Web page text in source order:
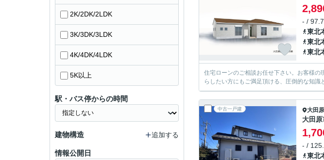
- /
東北
東北
東北
住宅ローンのご相談お任せ下さい。お客様
らしたい方にもご満足頂ける、圧倒的な知識
中古一戸建 大田
大田
- /
東北
2K/2DK/2LDK
3K/3DK/3LDK
4K/4DK/4LDK
5K以上
駅・バス停からの時間
建物構造 追加する
情報公開日